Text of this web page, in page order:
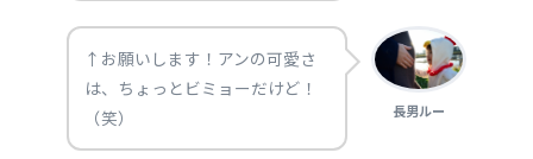
↑お願いします！アンの可愛さ
は、ちょっとビミョーだけど！
（笑）
長男ルー